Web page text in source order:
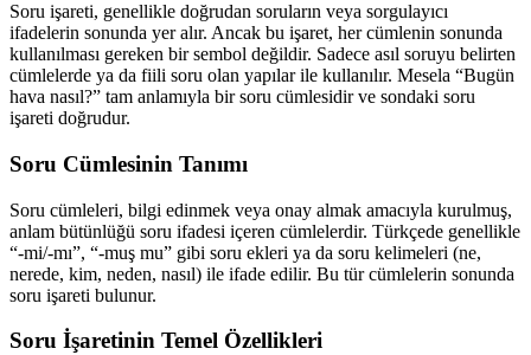
Soru işareti, genellikle doğrudan soruların veya sorgulayıcı
ifadelerin sonunda yer alır. Ancak bu işaret, her cümlenin sonunda
kullanılması gereken bir sembol değildir. Sadece asıl soruyu belirten
cümlelerde ya da fiili soru olan yapılar ile kullanılır. Mesela “Bugün
hava nasıl?” tam anlamıyla bir soru cümlesidir ve sondaki soru
işareti doğrudur.
Soru Cümlesinin Tanımı
Soru cümleleri, bilgi edinmek veya onay almak amacıyla kurulmuş,
anlam bütünlüğü soru ifadesi içeren cümlelerdir. Türkçede genellikle
“-mi/-mı”, “-muş mu” gibi soru ekleri ya da soru kelimeleri (ne,
nerede, kim, neden, nasıl) ile ifade edilir. Bu tür cümlelerin sonunda
soru işareti bulunur.
Soru İşaretinin Temel Özellikleri